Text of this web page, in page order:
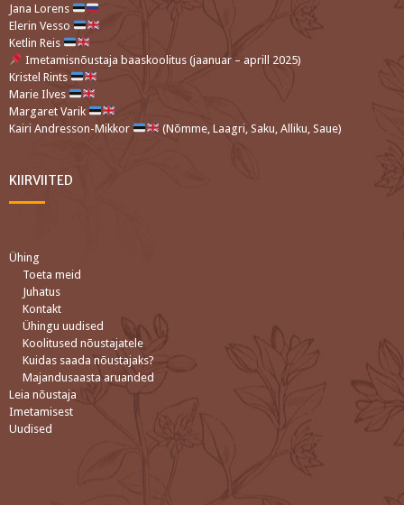
Jana Lorens
Elerin Vesso
Ketlin Reis
Imetamisnõustaja baaskoolitus (jaanuar – aprill 2025)
Kristel Rints
Marie Ilves
Margaret Varik
Kairi Andresson-Mikkor
(Nõmme, Laagri, Saku, Alliku, Saue)
KIIRVIITED
Ühing
Toeta meid
Juhatus
Kontakt
Ühingu uudised
Koolitused nõustajatele
Kuidas saada nõustajaks?
Majandusaasta aruanded
Leia nõustaja
Imetamisest
Uudised